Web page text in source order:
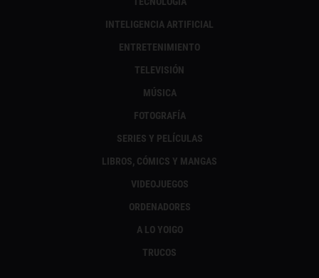
INTELIGENCIA ARTIFICIAL
ENTRETENIMIENTO
TELEVISIÓN
MÚSICA
FOTOGRAFÍA
SERIES Y PELÍCULAS
LIBROS, CÓMICS Y MANGAS
VIDEOJUEGOS
ORDENADORES
A LO YOIGO
TRUCOS